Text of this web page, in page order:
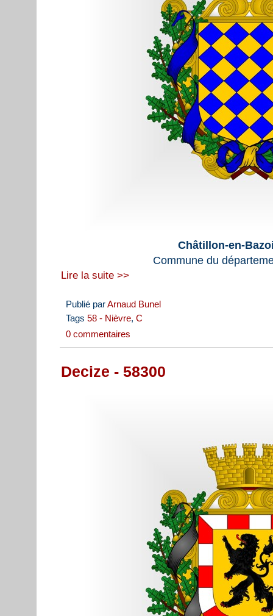
Châtillon-en-
Commune du
Lire la suite >>
Publié parArnaud Bunel
Tags 58 - Nièvre, C
0 commentaires
Decize - 58300